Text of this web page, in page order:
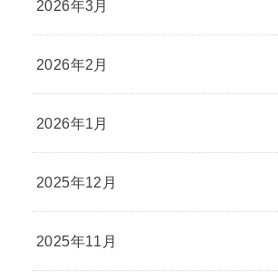
2026年3月
2026年2月
2026年1月
2025年12月
2025年11月